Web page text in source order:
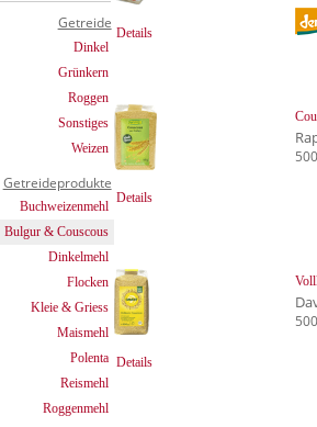
Getreide
Dinkel
Grünkern
Roggen
Sonstiges
Weizen
Getreideprodukte
Buchweizenmehl
Bulgur & Couscous
Dinkelmehl
Flocken
Kleie & Griess
Maismehl
Polenta
Reismehl
Roggenmehl
Details
Details
Details